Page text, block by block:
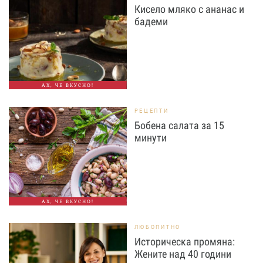
АХ, ЧЕ ВКУСНО!
Кисело мляко с ананас и
бадеми
АХ, ЧЕ ВКУСНО!
РЕЦЕПТИ
Бобена салата за 15
минути
ЛЮБОПИТНО
Историческа промяна:
Жените над 40 години